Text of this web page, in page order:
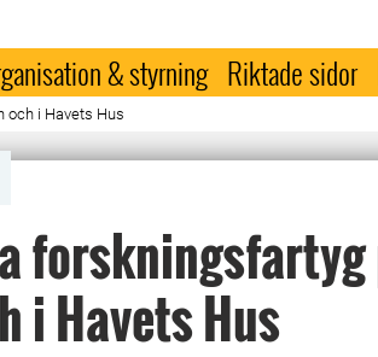
& styrning Riktade sidor
och i Havets Hus
forskningsfartyg
i Havets Hus